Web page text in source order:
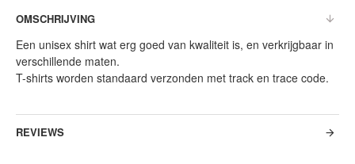
OMSCHRIJVING
Een unisex shirt wat erg goed van kwaliteit is, en verkrijgbaar in
verschillende maten.
T-shirts worden standaard verzonden met track en trace code.
REVIEWS